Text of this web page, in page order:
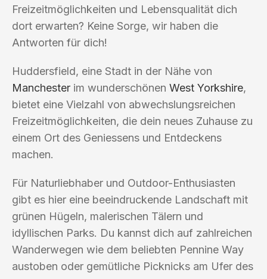
Freizeitmöglichkeiten und Lebensqualität dich
dort erwarten? Keine Sorge, wir haben die
Antworten für dich!
Huddersfield, eine Stadt in der Nähe von
Manchester im wunderschönen West Yorkshire,
bietet eine Vielzahl von abwechslungsreichen
Freizeitmöglichkeiten, die dein neues Zuhause zu
einem Ort des Geniessens und Entdeckens
machen.
Für Naturliebhaber und Outdoor-Enthusiasten
gibt es hier eine beeindruckende Landschaft mit
grünen Hügeln, malerischen Tälern und
idyllischen Parks. Du kannst dich auf zahlreichen
Wanderwegen wie dem beliebten Pennine Way
austoben oder gemütliche Picknicks am Ufer des